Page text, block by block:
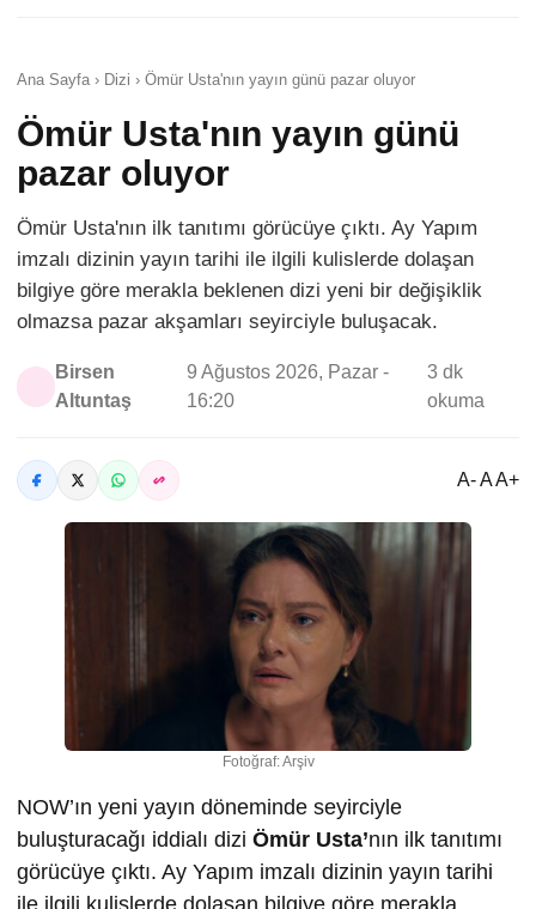
Ana Sayfa › Dizi › Ömür Usta'nın yayın günü pazar oluyor
Ömür Usta'nın yayın günü
pazar oluyor
Ömür Usta'nın ilk tanıtımı görücüye çıktı. Ay Yapım
imzalı dizinin yayın tarihi ile ilgili kulislerde dolaşan
bilgiye göre merakla beklenen dizi yeni bir değişiklik
olmazsa pazar akşamları seyirciyle buluşacak.
Birsen
Altuntaş
9 Ağustos 2026, Pazar -
16:20
3 dk
okuma
A- A A+
Fotoğraf: Arşiv
NOW’ın yeni yayın döneminde seyirciyle
buluşturacağı iddialı dizi Ömür Usta’nın ilk tanıtımı
görücüye çıktı. Ay Yapım imzalı dizinin yayın tarihi